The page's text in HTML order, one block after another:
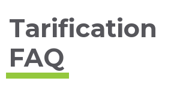
Tarification
FAQ